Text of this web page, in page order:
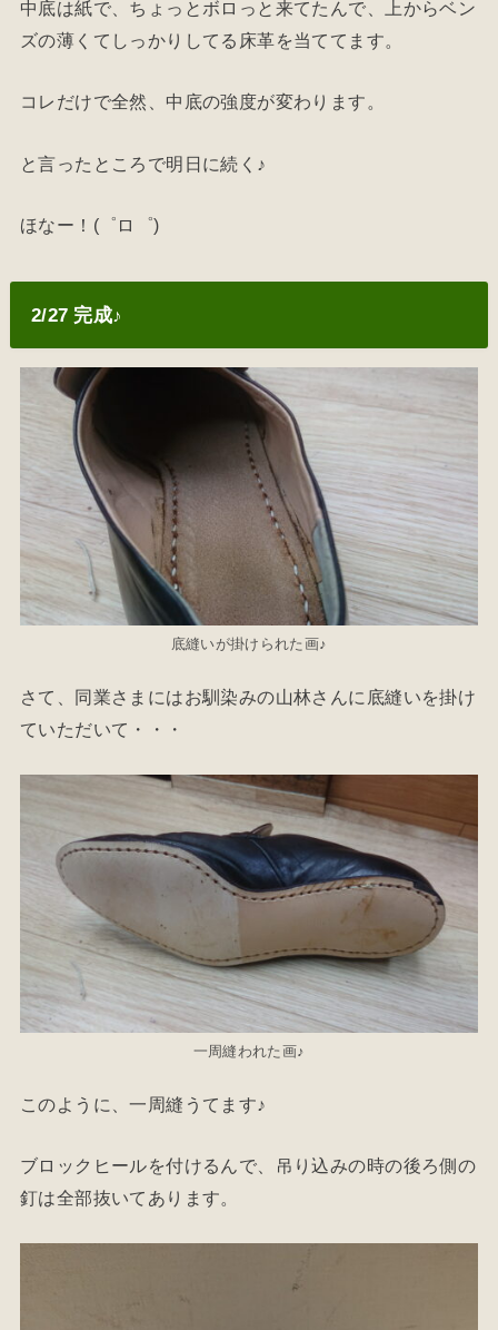
中底は紙で、ちょっとボロっと来てたんで、上からベン
ズの薄くてしっかりしてる床革を当ててます。
コレだけで全然、中底の強度が変わります。
と言ったところで明日に続く♪
ほなー！(゜ロ゜)
2/27 完成♪
底縫いが掛けられた画♪
さて、同業さまにはお馴染みの山林さんに底縫いを掛け
ていただいて・・・
一周縫われた画♪
このように、一周縫うてます♪
ブロックヒールを付けるんで、吊り込みの時の後ろ側の
釘は全部抜いてあります。